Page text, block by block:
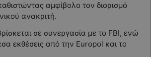
αμφίβολο τον διορισμό
ανακριτή.
σε συνεργασία με το FBI, ενώ
εκθέσεις από την Europol και το